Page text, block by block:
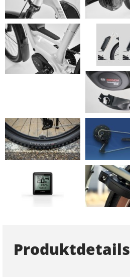
Produktdetails